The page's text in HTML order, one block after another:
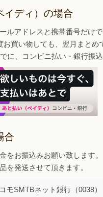
イディ）の場合
ルアドレスと携帯番号だけ
お買い物しても、翌月まとめ
に、コンビニ払い・銀行振込
合
をお振込みお願い致します。
を発送させて頂きます。
モSMTBネット銀行（0038）